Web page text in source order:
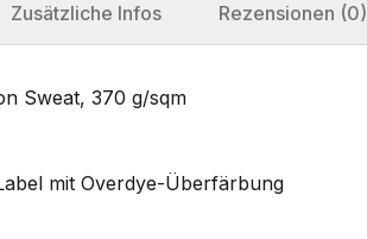
Zusätzliche Infos Rezensionen (0)
Sweat, 370 g/sqm
mit Overdye-Überfärbung